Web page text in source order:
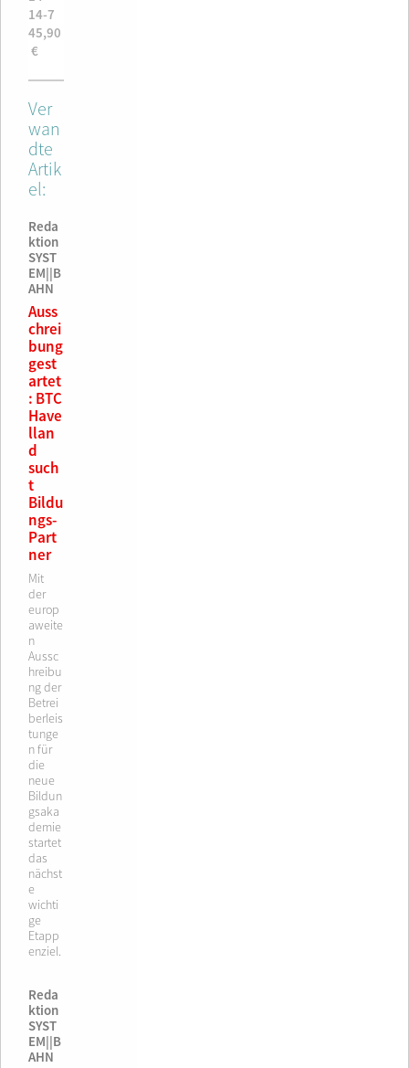
14-7
45,90
€
Ver
wan
dte
Artik
el:
Reda
ktion
SYST
EM||B
AHN
Auss
chrei
bung
gest
artet
: BTC
Have
llan
d
such
t
Bildu
ngs-
Part
ner
Mit
der
europ
aweite
n
Aussc
hreibu
ng der
Betrei
berleis
tunge
n für
die
neue
Bildun
gsaka
demie
startet
das
nächst
e
wichti
ge
Etapp
enziel.
Reda
ktion
SYST
EM||B
AHN